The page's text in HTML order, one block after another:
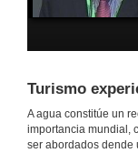
Turismo
A agua constitúe un
importancia mundial,
ser abordados dende